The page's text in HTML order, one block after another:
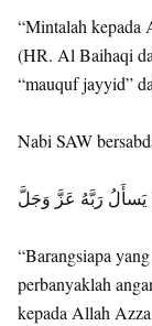
“Mintalah kepada
(HR. Al Baihaqi
“mauquf jayyid”
Nabi SAW
يَسأَلُ رَبَّهُ عَزَّ وَجَلَّ
“Barangsiapa
perbanyaklah
kepada Allah